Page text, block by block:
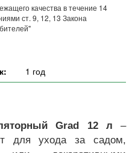
качества в течение 14
ст. 9, 12, 13 Закона
1 год
Grad 12 л –
для ухода за садом,